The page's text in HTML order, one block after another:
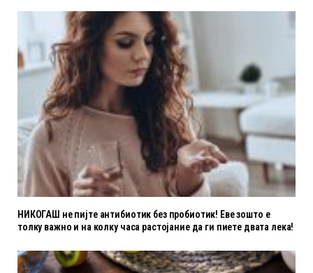
НИКОГАШ не пијте антибиотик без пробиотик! Еве зошто е
толку важно и на колку часа растојание да ги пиете двата лека!